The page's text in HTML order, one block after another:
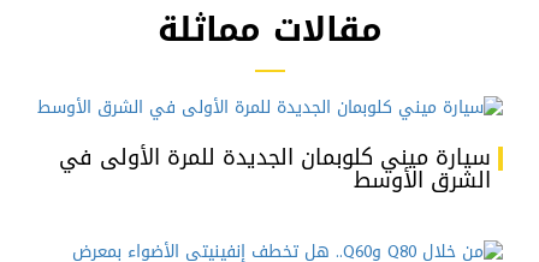
مقالات مماثلة
سيارة ميني كلوبمان الجديدة للمرة الأولى في
الشرق الأوسط